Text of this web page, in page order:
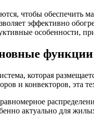
чтобы
эффективно
функции
которая
и конвекторов, эта
актуально для